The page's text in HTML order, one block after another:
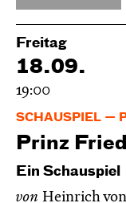
Freitag
18.09.
19:00
SCHAUSPIEL
Prinz
Ein Schauspiel
von Heinrich